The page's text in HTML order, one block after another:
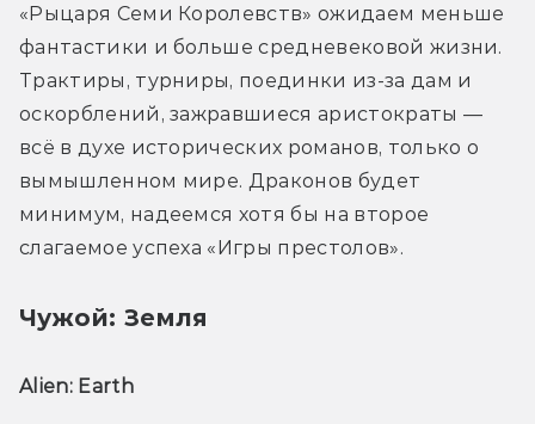
«Рыцаря Семи Королевств» ожидаем меньше
фантастики и больше средневековой жизни.
Трактиры, турниры, поединки из-за дам и
оскорблений, зажравшиеся аристократы —
всё в духе исторических романов, только о
вымышленном мире. Драконов будет
минимум, надеемся хотя бы на второе
слагаемое успеха «Игры престолов».
Чужой: Земля
Alien: Earth